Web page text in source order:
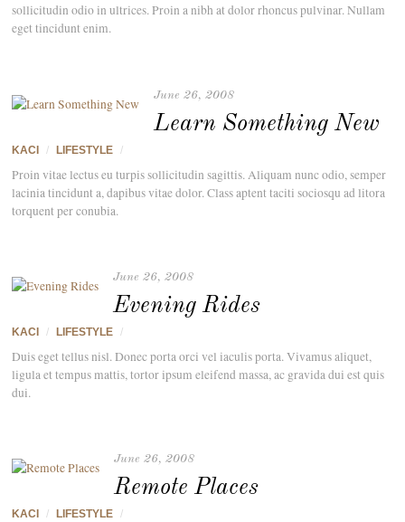
sollicitudin odio in ultrices. Proin a nibh at dolor rhoncus pulvinar. Nullam
eget tincidunt enim.
June 26, 2008
Learn Something New
KACI / LIFESTYLE /
Proin vitae lectus eu turpis sollicitudin sagittis. Aliquam nunc odio, semper
lacinia tincidunt a, dapibus vitae dolor. Class aptent taciti sociosqu ad litora
torquent per conubia.
June 26, 2008
Evening Rides
KACI / LIFESTYLE /
Duis eget tellus nisl. Donec porta orci vel iaculis porta. Vivamus aliquet,
ligula et tempus mattis, tortor ipsum eleifend massa, ac gravida dui est quis
dui.
June 26, 2008
Remote Places
KACI / LIFESTYLE /